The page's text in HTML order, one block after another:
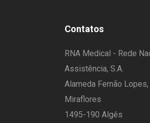
Contatos
RNA Medical - Rede
Assistência, S.A.
Alameda Fernão
Miraflores
1495-190 Algés